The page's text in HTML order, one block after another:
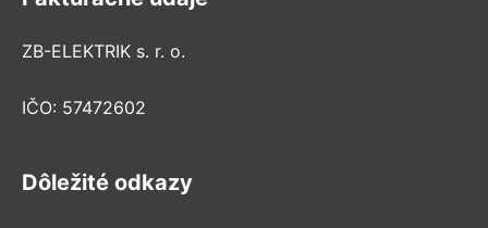
ZB-ELEKTRIK s. r. o.
IČO: 57472602
Dôležité odkazy